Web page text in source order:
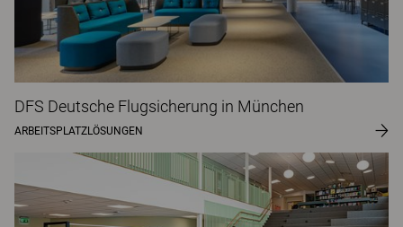
DFS Deutsche Flugsicherung in München
ARBEITSPLATZLÖSUNGEN